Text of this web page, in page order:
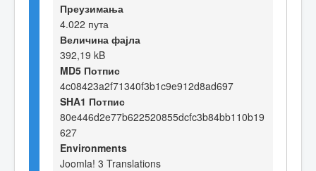
Преузимања
4.022 пута
Величина фајла
392,19 kB
MD5 Потпис
4c08423a2f71340f3b1c9e912d8ad697
SHA1 Потпис
80e446d2e77b622520855dcfc3b84bb110b19
627
Environments
Joomla! 3 Translations